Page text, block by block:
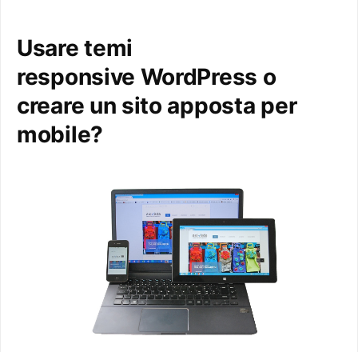
Usare temi
responsive WordPress o
creare un sito apposta per
mobile?